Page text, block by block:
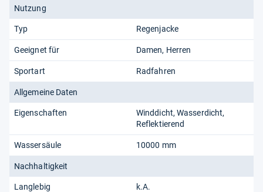
Nutzung
Typ Regenjacke
Geeignet für Damen Herren
Sportart Radfahren
Allgemeine Daten
Eigenschaften Winddicht Wasserdicht
Reflektierend
Wassersäule 10000 mm
Nachhaltigkeit
Langlebig k.A.